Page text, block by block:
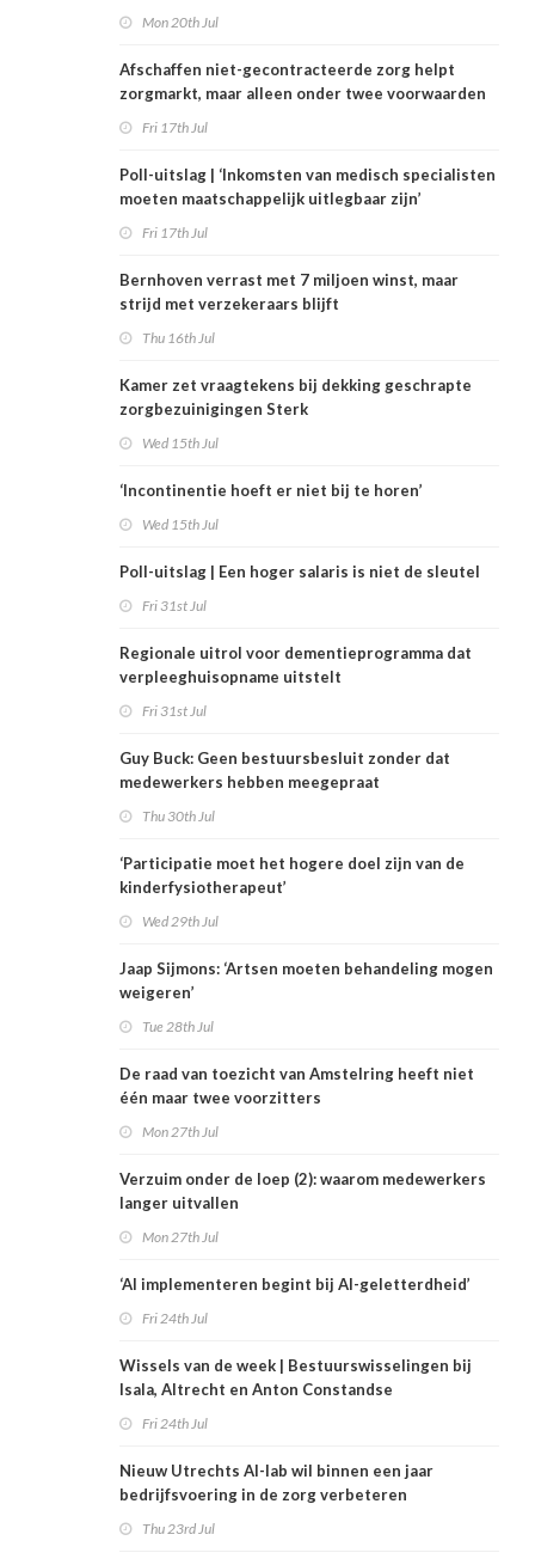
Mon 20th Jul
Afschaffen niet-gecontracteerde zorg helpt
zorgmarkt, maar alleen onder twee voorwaarden
Fri 17th Jul
Poll-uitslag | ‘Inkomsten van medisch specialisten
moeten maatschappelijk uitlegbaar zijn’
Fri 17th Jul
Bernhoven verrast met 7 miljoen winst, maar
strijd met verzekeraars blijft
Thu 16th Jul
Kamer zet vraagtekens bij dekking geschrapte
zorgbezuinigingen Sterk
Wed 15th Jul
‘Incontinentie hoeft er niet bij te horen’
Wed 15th Jul
Poll-uitslag | Een hoger salaris is niet de sleutel
Fri 31st Jul
Regionale uitrol voor dementieprogramma dat
verpleeghuisopname uitstelt
Fri 31st Jul
Guy Buck: Geen bestuursbesluit zonder dat
medewerkers hebben meegepraat
Thu 30th Jul
‘Participatie moet het hogere doel zijn van de
kinderfysiotherapeut’
Wed 29th Jul
Jaap Sijmons: ‘Artsen moeten behandeling mogen
weigeren’
Tue 28th Jul
De raad van toezicht van Amstelring heeft niet
één maar twee voorzitters
Mon 27th Jul
Verzuim onder de loep (2): waarom medewerkers
langer uitvallen
Mon 27th Jul
‘AI implementeren begint bij AI-geletterdheid’
Fri 24th Jul
Wissels van de week | Bestuurswisselingen bij
Isala, Altrecht en Anton Constandse
Fri 24th Jul
Nieuw Utrechts AI-lab wil binnen een jaar
bedrijfsvoering in de zorg verbeteren
Thu 23rd Jul